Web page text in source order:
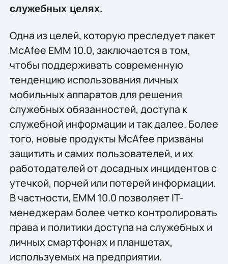
служебных целях.
Одна из целей, которую преследует пакет
McAfee EMM 10.0, заключается в том,
чтобы поддерживать современную
тенденцию использования личных
мобильных аппаратов для решения
служебных обязанностей, доступа к
служебной информации и так далее. Более
того, новые продукты McAfee призваны
защитить и самих пользователей, и их
работодателей от досадных инцидентов с
утечкой, порчей или потерей информации.
В частности, EMM 10.0 позволяет IT-
менеджерам более четко контролировать
права и политики доступа на служебных и
личных смартфонах и планшетах,
используемых на предприятии.